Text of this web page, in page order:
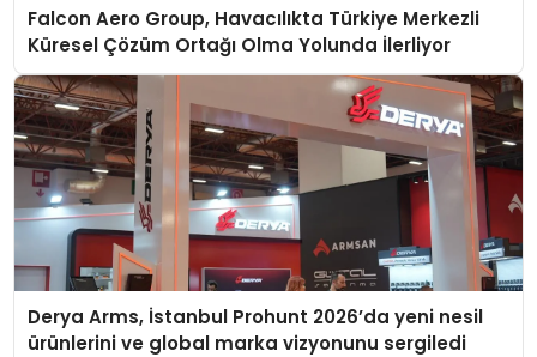
Falcon Aero Group, Havacılıkta Türkiye Merkezli
Küresel Çözüm Ortağı Olma Yolunda İlerliyor
Derya Arms, İstanbul Prohunt 2026’da yeni nesil
ürünlerini ve global marka vizyonunu sergiledi